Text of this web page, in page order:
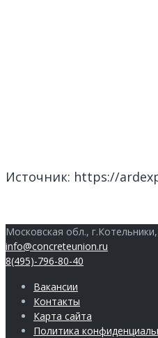
Источник: https://
Московская обл.,
info@concreteunion.ru
8(495)-796-80-40
Вакансии
Контакты
Карта сайта
Политика